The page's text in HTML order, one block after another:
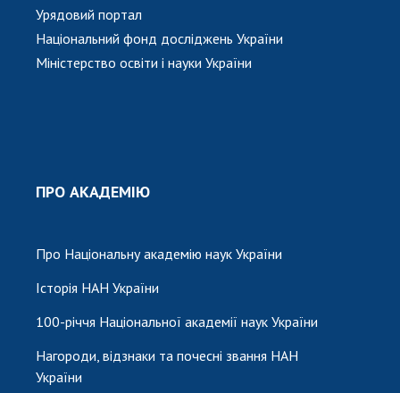
Урядовий портал
Національний фонд досліджень України
Міністерство освіти і науки України
ПРО АКАДЕМІЮ
Про Національну академію наук України
Історія НАН України
100-річчя Національної академії наук України
Нагороди, відзнаки та почесні звання НАН
України